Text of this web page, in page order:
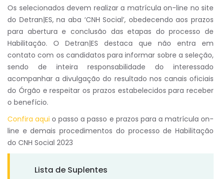
Os selecionados devem realizar a matrícula on-line no site
do Detran|ES, na aba ‘CNH Social’, obedecendo aos prazos
para abertura e conclusão das etapas do processo de
Habilitação. O Detran|ES destaca que não entra em
contato com os candidatos para informar sobre a seleção,
sendo de inteira responsabilidade do interessado
acompanhar a divulgação do resultado nos canais oficiais
do Órgão e respeitar os prazos estabelecidos para receber
o benefício.
Confira aqui o passo a passo e prazos para a matrícula on-
line e demais procedimentos do processo de Habilitação
do CNH Social 2023
Lista de Suplentes